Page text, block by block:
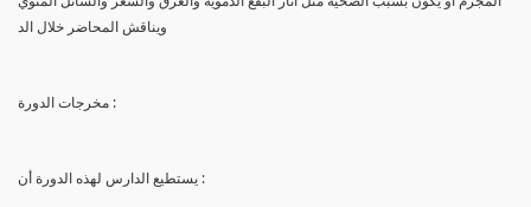
ويناقش المحاضر خلال الد
مخرجات الدورة :
يستطيع الدارس لهذه الدورة أن :